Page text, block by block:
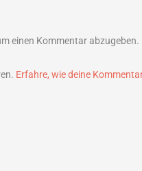
einen Kommentar abzugeben.
Erfahre, wie deine